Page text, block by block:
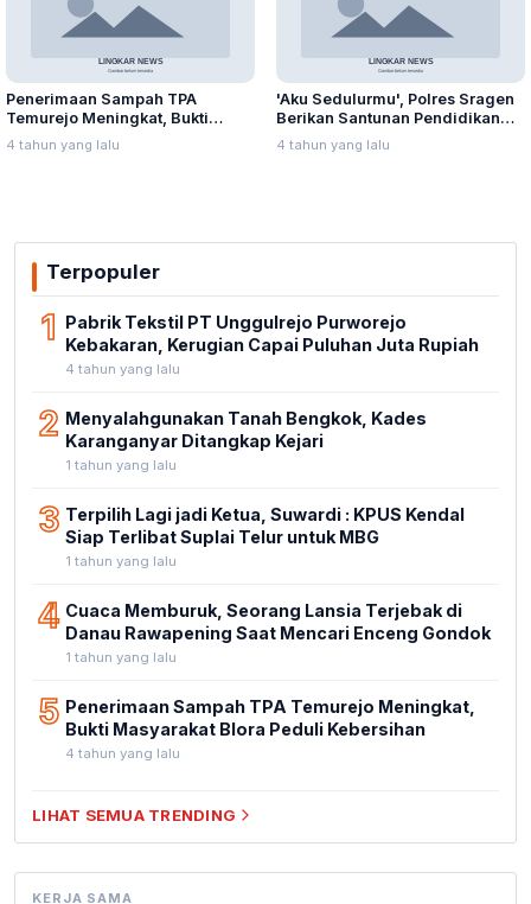
Penerimaan Sampah TPA
Temurejo Meningkat, Bukti
Masyarakat Blora Peduli
Kebersihan
4 tahun yang lalu
'Aku Sedulurmu', Polres Sragen
Berikan Santunan Pendidikan
Anak Yatim Piatu
4 tahun yang lalu
Terpopuler
1 Pabrik Tekstil PT Unggulrejo Purworejo
Kebakaran, Kerugian Capai Puluhan Juta Rupiah
4 tahun yang lalu
2 Menyalahgunakan Tanah Bengkok, Kades
Karanganyar Ditangkap Kejari
1 tahun yang lalu
3 Terpilih Lagi jadi Ketua, Suwardi : KPUS Kendal
Siap Terlibat Suplai Telur untuk MBG
1 tahun yang lalu
4 Cuaca Memburuk, Seorang Lansia Terjebak di
Danau Rawapening Saat Mencari Enceng Gondok
1 tahun yang lalu
5 Penerimaan Sampah TPA Temurejo Meningkat,
Bukti Masyarakat Blora Peduli Kebersihan
4 tahun yang lalu
LIHAT SEMUA TRENDING
KERJA SAMA